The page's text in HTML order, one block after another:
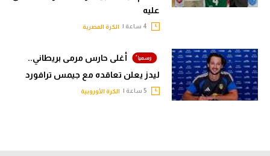
عليه
الكرة المصرية
أغلى حارس مرمى بريطاني..
ليدز يعلن تعاقده مع جيمس ترافورد
الكرة الأوروبية